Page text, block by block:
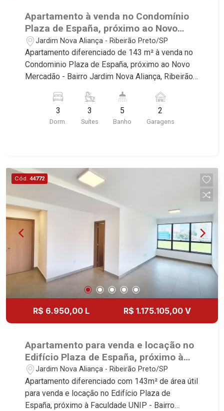
Apartamento à venda no Condomínio
Plaza de España, próximo ao Novo
Mercadão - Ribeirão Preto/SP.
Jardim Nova Aliança - Ribeirão Preto/SP
Apartamento diferenciado de 143 m² à venda no
Condominio Plaza de España, próximo ao Novo
Mercadão - Bairro Jardim Nova Aliança, Ribeirão
imóvel que a Martinelli Imobiliária selecionou
para você: - 143m² de area util - 03 suites - Sala
02 ambientes com Open View - Lavabo - Cozinha
dormitórios, sala e sacada gourmet - Area de
Serviço - Banheiro de Serviço - Varanda Gourmet
com Churrasqueira à gás - 02 Vagas - Fino
acabamento - Alto Padrão Martinelli Imobiliária,
referência no mercado imobiliário desde 2000.
Especialistas em Venda, Locação e
Lançamentos! Avenida João Fiúsa, 1051 - Alto da
Boa Vista | Ribeirão Preto.
3
Dorm.
3
Suítes
5
Banho
2
Garagens
Cód. 44772
R$ 6.950,00 L R$ 1.175.105,00 V
Apartamento para venda e locação no
Edifício Plaza de España, próximo à
Faculdade UNIP - Ribeirão Preto/SP.
Jardim Nova Aliança - Ribeirão Preto/SP
Apartamento diferenciado com 143m² de área útil
para venda e locação no Edifício Plaza de
España, próximo à Faculdade UNIP - Bairro